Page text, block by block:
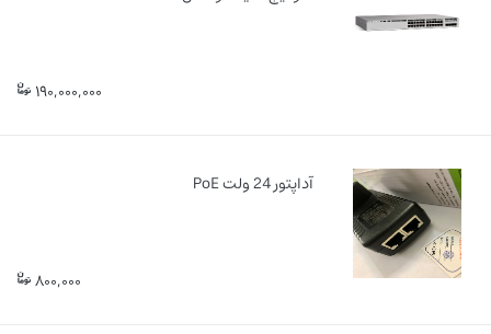
190,000,000
آداپتور 24 ولت PoE
800,000